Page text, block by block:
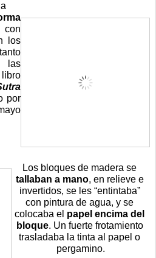
los
por
Los bloques de madera se
tallaban a mano, en relieve e
invertidos, se les “entintaba”
con pintura de agua, y se
colocaba el papel encima del
bloque. Un fuerte frotamiento
trasladaba la tinta al papel o
pergamino.